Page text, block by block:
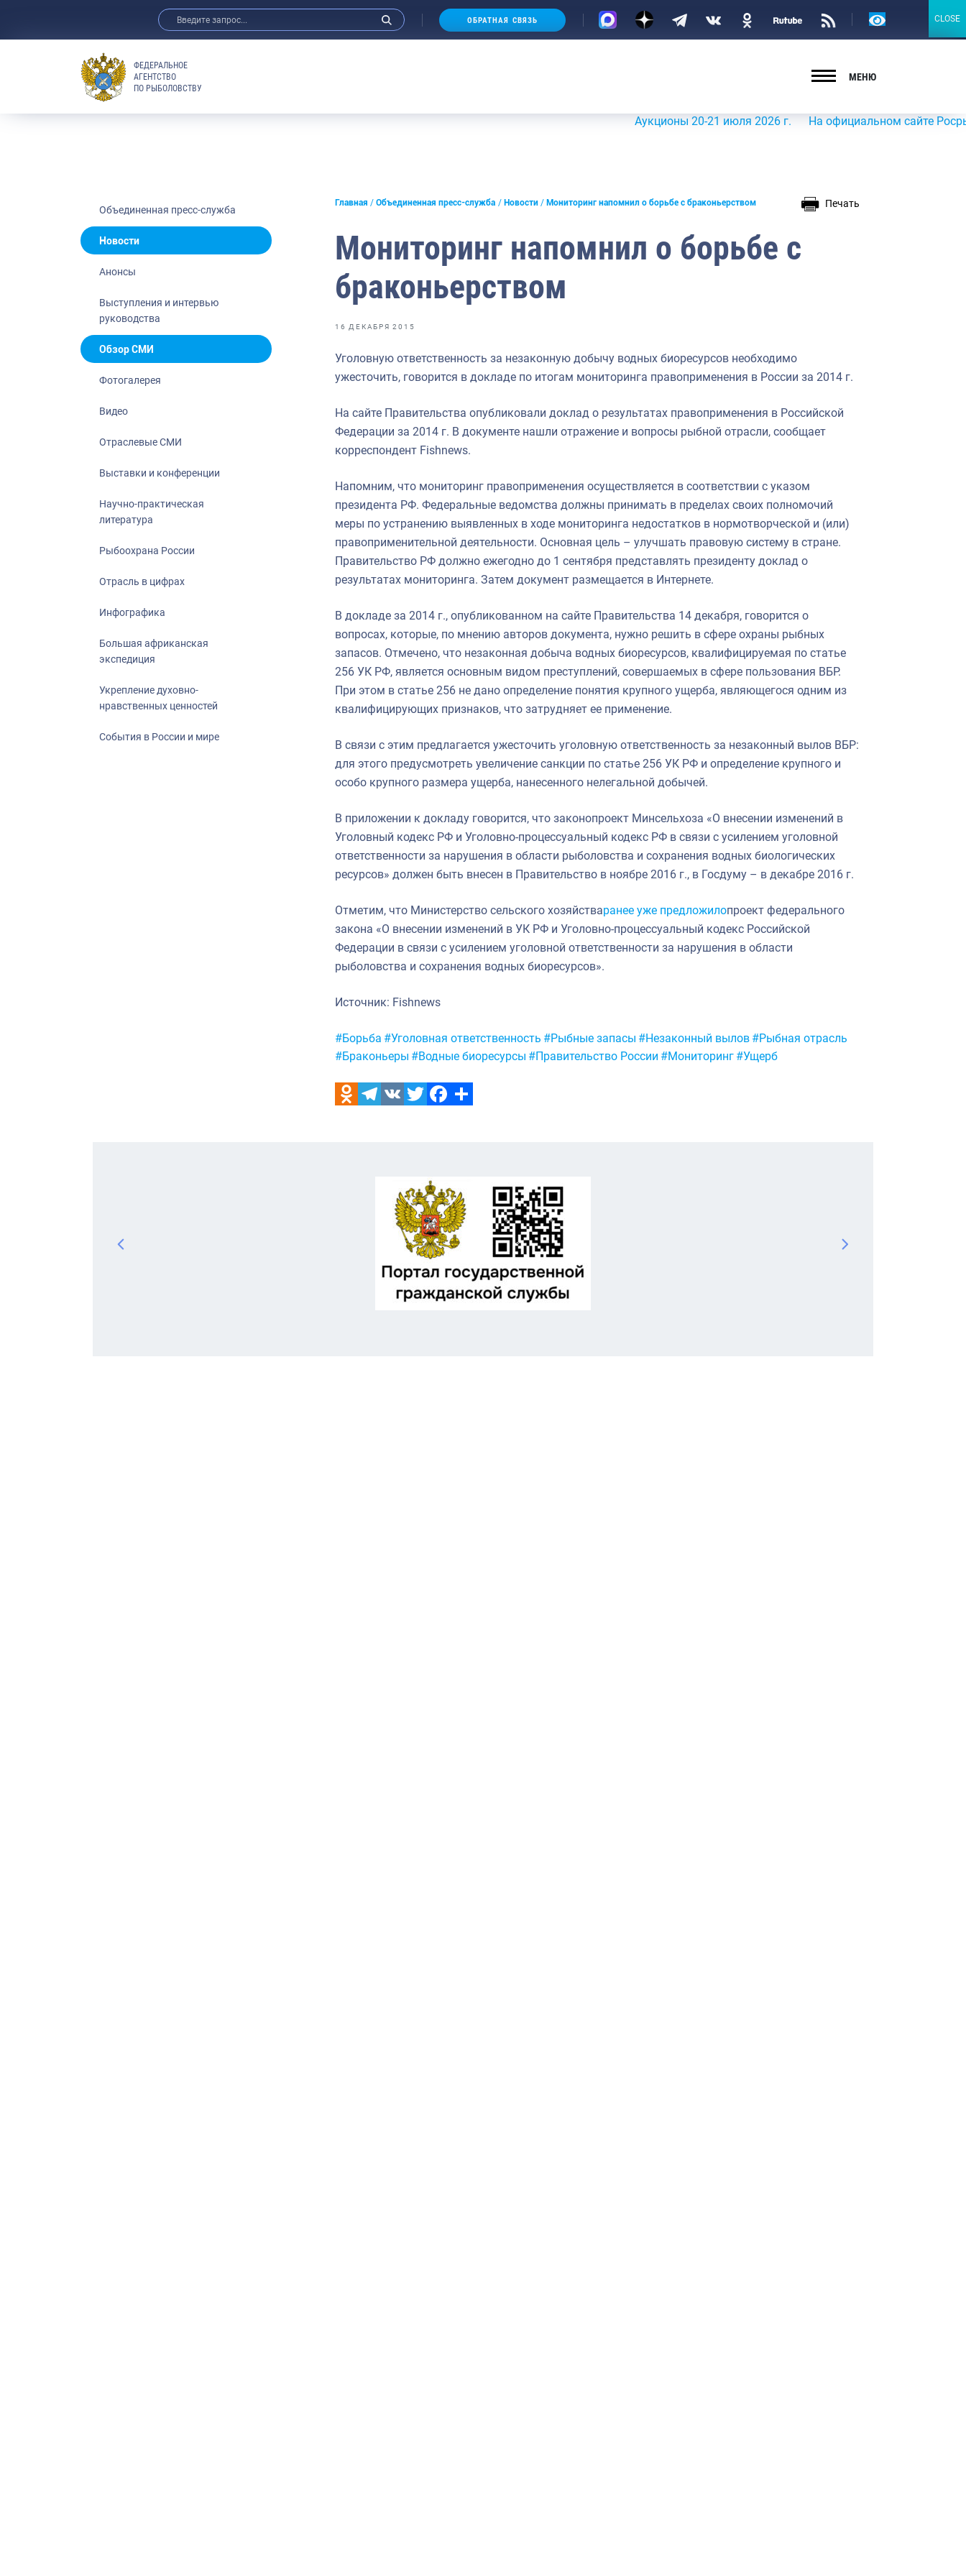
Анонсы
Отраслевые СМИ
Выставки и конференции
Научно-практическая литература
Рыбоохрана России
Отрасль в цифрах
Инфографика
События в России и мире
ОБРАТНАЯ СВЯЗЬ
Версия
ФЕДЕРАЛЬНОЕ
АГЕНТСТВО
ПО РЫБОЛОВСТВУ
МЕНЮ
Аукционы 20-21 июля 2026 г. На официальном сайте
Объединенная пресс-служба
Новости
Анонсы
Выступления и интервью
руководства
Обзор СМИ
Фотогалерея
Видео
Отраслевые СМИ
Выставки и конференции
Научно-практическая
литература
Рыбоохрана России
Отрасль в цифрах
Инфографика
Большая африканская
экспедиция
Укрепление духовно-
нравственных ценностей
События в России и мире
Главная Объединенная пресс-служба Новости Мониторинг напомнил о борьбе с браконьерством Печать
Мониторинг напомнил о борьбе с
браконьерством
16 ДЕКАБРЯ 2015
Уголовную ответственность за незаконную добычу водных биоресурсов необходимо
ужесточить, говорится в докладе по итогам мониторинга правоприменения в России за 2014 г.
На сайте Правительства опубликовали доклад о результатах правоприменения в Российской
Федерации за 2014 г. В документе нашли отражение и вопросы рыбной отрасли, сообщает
корреспондент Fishnews.
Напомним, что мониторинг правоприменения осуществляется в соответствии с указом
президента РФ. Федеральные ведомства должны принимать в пределах своих полномочий
меры по устранению выявленных в ходе мониторинга недостатков в нормотворческой и (или)
правоприменительной деятельности. Основная цель – улучшать правовую систему в стране.
Правительство РФ должно ежегодно до 1 сентября представлять президенту доклад о
результатах мониторинга. Затем документ размещается в Интернете.
В докладе за 2014 г., опубликованном на сайте Правительства 14 декабря, говорится о
вопросах, которые, по мнению авторов документа, нужно решить в сфере охраны рыбных
запасов. Отмечено, что незаконная добыча водных биоресурсов, квалифицируемая по статье
256 УК РФ, является основным видом преступлений, совершаемых в сфере пользования ВБР.
При этом в статье 256 не дано определение понятия крупного ущерба, являющегося одним из
квалифицирующих признаков, что затрудняет ее применение.
В связи с этим предлагается ужесточить уголовную ответственность за незаконный вылов ВБР:
для этого предусмотреть увеличение санкции по статье 256 УК РФ и определение крупного и
особо крупного размера ущерба, нанесенного нелегальной добычей.
В приложении к докладу говорится, что законопроект Минсельхоза «О внесении изменений в
Уголовный кодекс РФ и Уголовно-процессуальный кодекс РФ в связи с усилением уголовной
ответственности за нарушения в области рыболовства и сохранения водных биологических
ресурсов» должен быть внесен в Правительство в ноябре 2016 г., в Госдуму – в декабре 2016 г.
Отметим, что Министерство сельского хозяйстваранее уже предложилопроект федерального
закона «О внесении изменений в УК РФ и Уголовно-процессуальный кодекс Российской
Федерации в связи с усилением уголовной ответственности за нарушения в области
рыболовства и сохранения водных биоресурсов».
Источник: Fishnews
Метки:
#Борьба #Уголовная ответственность #Рыбные запасы #Незаконный вылов #Рыбная отрасль
#Браконьеры #Водные биоресурсы #Правительство России #Мониторинг #Ущерб
CLOSE
CLOSE